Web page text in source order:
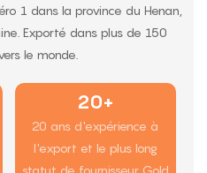
1 dans la province du Henan,
Exporté dans plus de 150
le monde.
20+
20 ans d'expérience à
l'export et le plus long
statut de fournisseur Gold